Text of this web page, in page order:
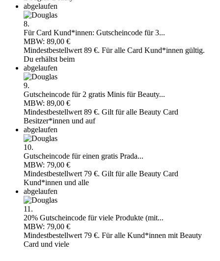
abgelaufen
8.
Für Card Kund*innen: Gutscheincode für 3...
MBW: 89,00 €
Mindestbestellwert 89 €. Für alle Card Kund*innen gültig.
Du erhältst beim
abgelaufen
9.
Gutscheincode für 2 gratis Minis für Beauty...
MBW: 89,00 €
Mindestbestellwert 89 €. Gilt für alle Beauty Card
Besitzer*innen und auf
abgelaufen
10.
Gutscheincode für einen gratis Prada...
MBW: 79,00 €
Mindestbestellwert 79 €. Gilt für alle Beauty Card
Kund*innen und alle
abgelaufen
11.
20% Gutscheincode für viele Produkte (mit...
MBW: 79,00 €
Mindestbestellwert 79 €. Für alle Kund*innen mit Beauty
Card und viele